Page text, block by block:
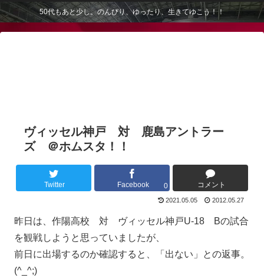
50代もあと少し。のんびり、ゆったり、生きてゆこう！！
ヴィッセル神戸 対 鹿島アントラー
ズ ＠ホムスタ！！
Twitter Facebook 0 コメント
2021.05.05 2012.05.27
昨日は、作陽高校 対 ヴィッセル神戸U-18 Bの試合
を観戦しようと思っていましたが、
前日に出場するのか確認すると、「出ない」との返事。
(^_^;)